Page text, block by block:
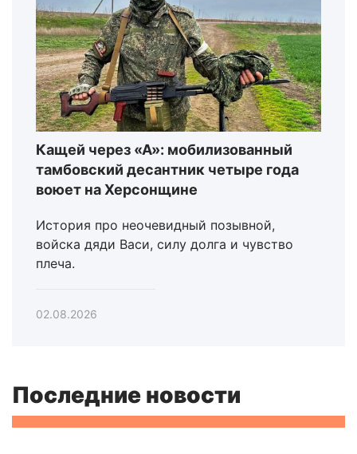
Кащей через «А»: мобилизованный
тамбовский десантник четыре года
воюет на Херсонщине
История про неочевидный позывной,
войска дяди Васи, силу долга и чувство
плеча.
02.08.2026
Последние новости